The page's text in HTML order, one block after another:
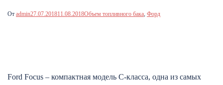
От admin27.07.201811.08.2018Объем топливного бака, Форд
Ford Focus – компактная модель С-класса, одна из самых